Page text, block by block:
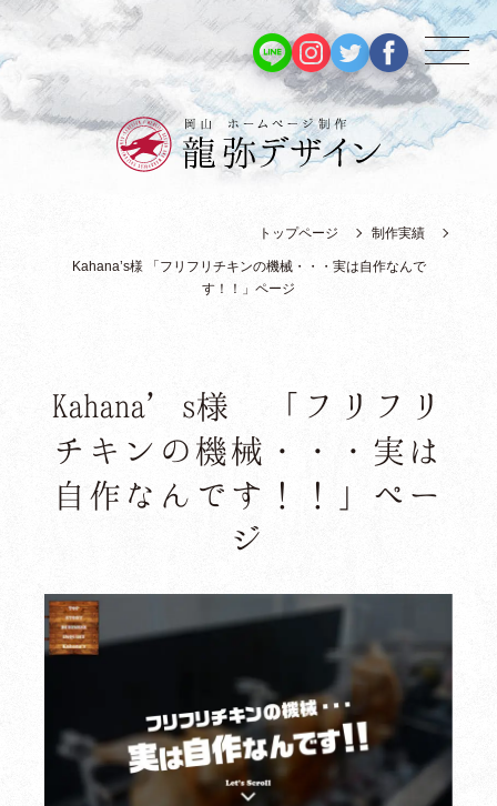
トップページ 制作実績
Kahana’s様 「フリフリチキンの機械・・・実は自作なんで
す！！」ページ
Kahana’s様 「フリフリ
チキンの機械・・・実は
自作なんです！！」ペー
ジ